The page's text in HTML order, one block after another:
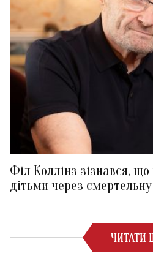
Філ Коллінз зізнався,
дітьми через
ЧИТАТИ